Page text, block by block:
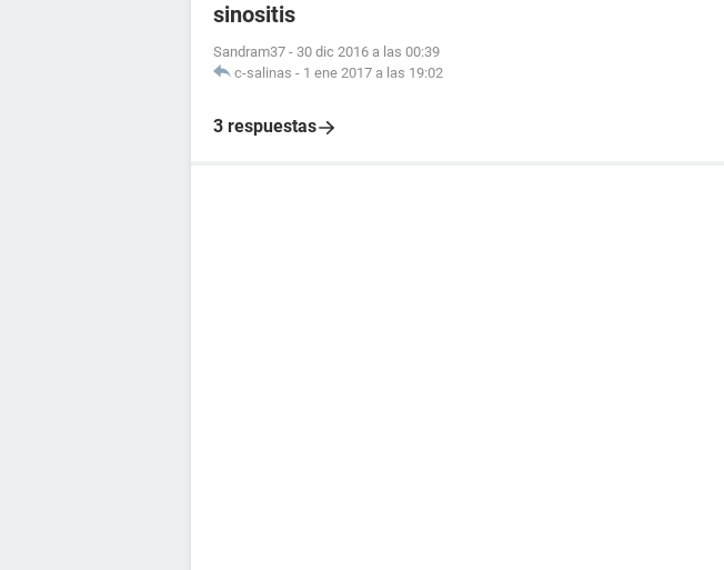
sinositis
Sandram37 - 30 dic 2016 a las 00:39
c-salinas - 1 ene 2017 a las 19:02
3 respuestas